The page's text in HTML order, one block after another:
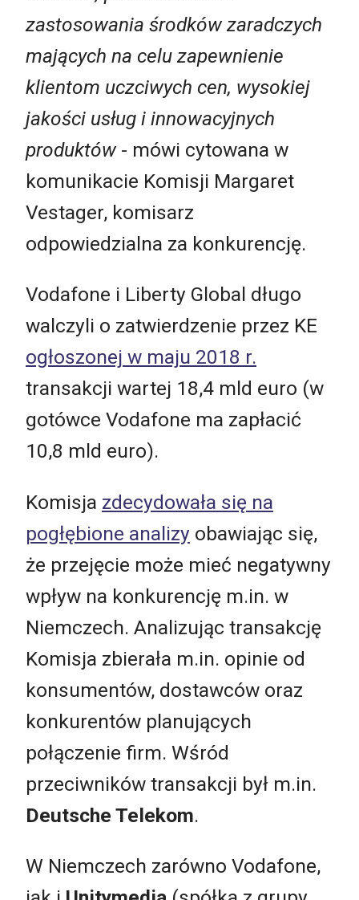
zastosowania środków zaradczych
mających na celu zapewnienie
klientom uczciwych cen, wysokiej
jakości usług i innowacyjnych
produktów- mówi cytowana w
komunikacie Komisji Margaret
Vestager, komisarz
odpowiedzialna za konkurencję.
Vodafone i Liberty Global długo
walczyli o zatwierdzenie przez KE
ogłoszonej w maju 2018 r.
transakcji wartej 18,4 mld euro (w
gotówce Vodafone ma zapłacić
10,8 mld euro).
Komisja zdecydowała się na
pogłębione analizy obawiając się,
że przejęcie może mieć negatywny
wpływ na konkurencję m.in. w
Niemczech. Analizując transakcję
Komisja zbierała m.in. opinie od
konsumentów, dostawców oraz
konkurentów planujących
połączenie firm. Wśród
przeciwników transakcji był m.in.
Deutsche Telekom.
W Niemczech zarówno Vodafone,